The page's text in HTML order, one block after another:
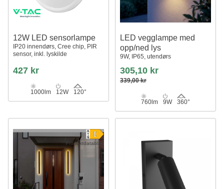
12W LED sensorlampe
IP20 innendørs, Cree chip, PIR
sensor, inkl. lyskilde
427 kr
1000lm 12W 120°
LED vegglampe med
opp/ned lys
9W, IP65, utendørs
305,10 kr
339,00 kr
760lm 9W 360°
Produktdatablad